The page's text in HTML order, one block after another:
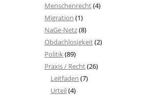
Menschenrecht(4)
Migration (1)
NaGe-Netz(8)
Obdachlosigkeit(2)
Politik(89)
Praxis / Recht(26)
Leitfaden (7)
Urteil(4)